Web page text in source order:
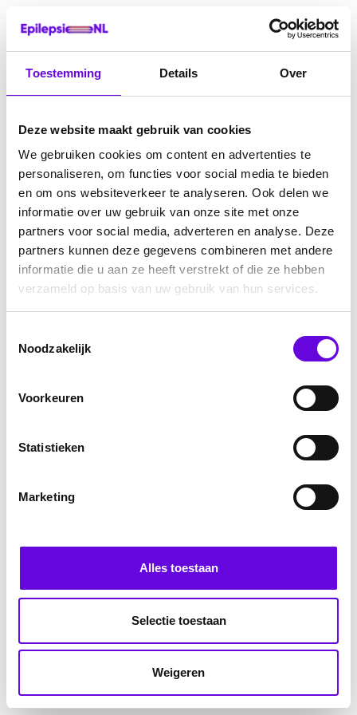
Toestemming Details Over
Deze website maakt gebruik van cookies
We gebruiken cookies om content en advertenties te
personaliseren, om functies voor social media te bieden
en om ons websiteverkeer te analyseren. Ook delen we
informatie over uw gebruik van onze site met onze
partners voor social media, adverteren en analyse. Deze
partners kunnen deze gegevens combineren met andere
informatie die u aan ze heeft verstrekt of die ze hebben
verzameld op basis van uw gebruik van hun services.
Noodzakelijk
Voorkeuren
Statistieken
Marketing
Alles toestaan
Selectie toestaan
Weigeren